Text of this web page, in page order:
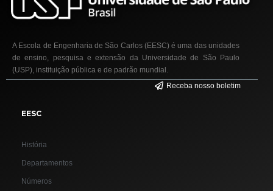
A Escola de Engenharia de São Carlos (EESC) é uma das unidades
de ensino, pesquisa e extensão da Universidade de São Paulo
(USP), instituição pública e de padrão mundial.
Receba nosso boletim
EESC
História
Departamentos
Números